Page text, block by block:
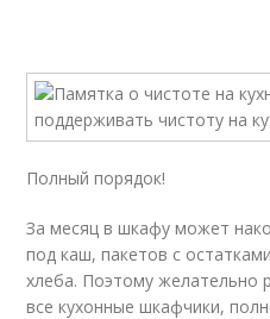
Полный порядок!
За месяц в шкафу может
под каш, пакетов с
хлеба. Поэтому желательно
все кухонные шкафчики,